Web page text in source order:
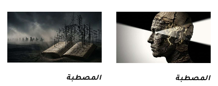
المصطبة المصطبة